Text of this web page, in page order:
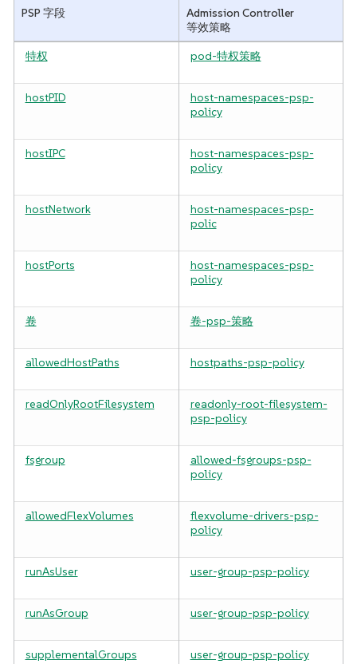
PSP 字段
Admission Controller
等效策略
特权
pod-特权策略
hostPID
host-namespaces-psp-
policy
hostIPC
host-namespaces-psp-
policy
hostNetwork
host-namespaces-psp-
polic
hostPorts
host-namespaces-psp-
policy
卷 卷-psp-策略
allowedHostPaths hostpaths-psp-policy
readOnlyRootFilesystem
readonly-root-filesystem-
psp-policy
fsgroup
allowed-fsgroups-psp-
policy
allowedFlexVolumes
flexvolume-drivers-psp-
policy
runAsUser user-group-psp-policy
runAsGroup user-group-psp-policy
supplementalGroups user-group-psp-policy